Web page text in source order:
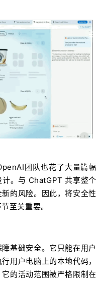
团队也花了大量篇幅
。与 ChatGPT 共享整个
的风险。因此，将安全性
至关重要。
基础安全。它只能在用户
用户电脑上的本地代码，
的活动范围被严格限制在